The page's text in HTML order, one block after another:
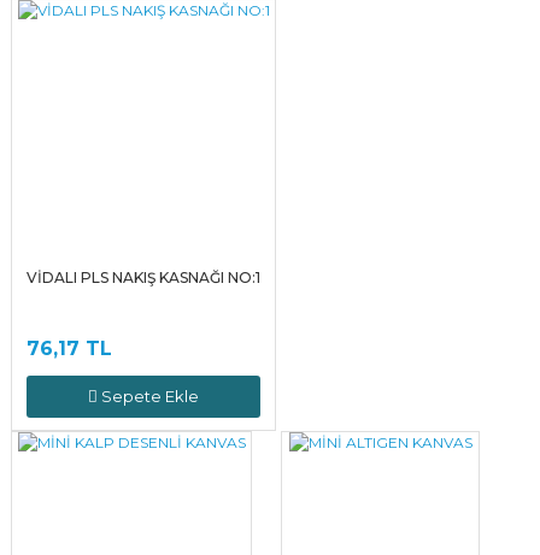
VİDALI PLS NAKIŞ KASNAĞI NO:1
76,17 TL
Sepete Ekle